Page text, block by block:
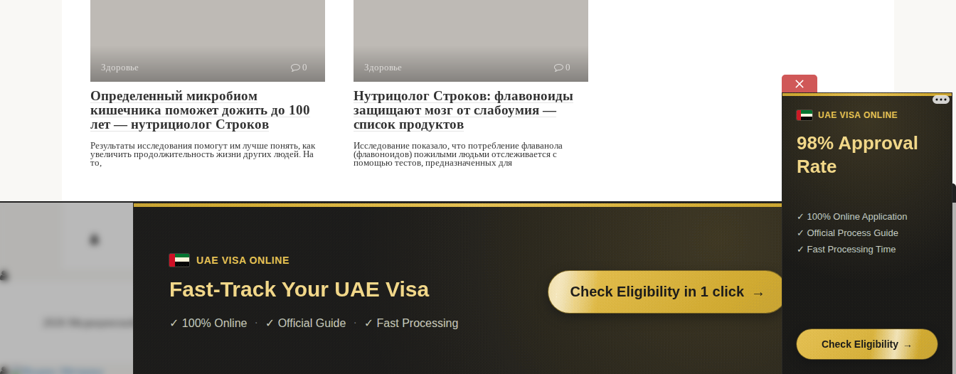
Здоровье 0
Определенный микробиом
кишечника поможет дожить до 100
лет — нутрициолог Строков
Результаты исследования помогут им лучше понять, как
увеличить продолжительность жизни других людей. На
то,
Здоровье 0
Нутрицолог Строков: флавоноиды
защищают мозг от слабоумия —
список продуктов
Исследование показало, что потребление флаванола
(флавоноидов) пожилыми людьми отслеживается с
помощью тестов, предназначенных для
© 2026 Медицинский справочник